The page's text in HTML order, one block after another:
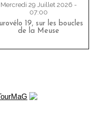
Mercredi 29 Juillet 2026 -
07:00
19, sur les boucles
de la Meuse